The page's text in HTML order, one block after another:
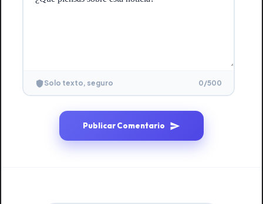
Solo texto, seguro 0/500
Publicar Comentario